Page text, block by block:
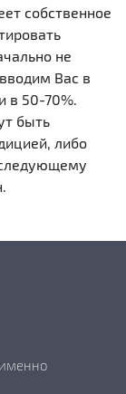
собственное
не
Вас в
в 50-70%.
быть
либо